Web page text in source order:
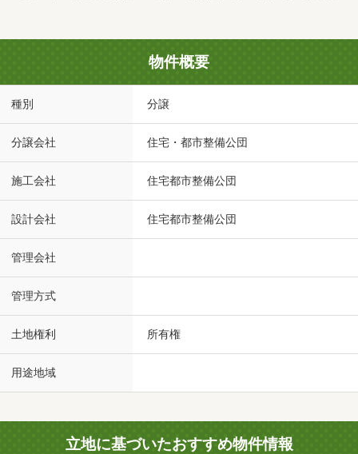
物件概要
種別 分譲
分譲会社 住宅・都市整備公団
施工会社 住宅都市整備公団
設計会社 住宅都市整備公団
管理会社
管理方式
土地権利 所有権
用途地域
立地に基づいたおすすめ物件情報